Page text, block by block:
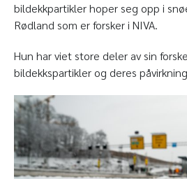
bildekkpartikler hoper seg opp i
Rødland som er forsker i NIVA.
Hun har viet store deler av sin
bildekkspartikler og deres